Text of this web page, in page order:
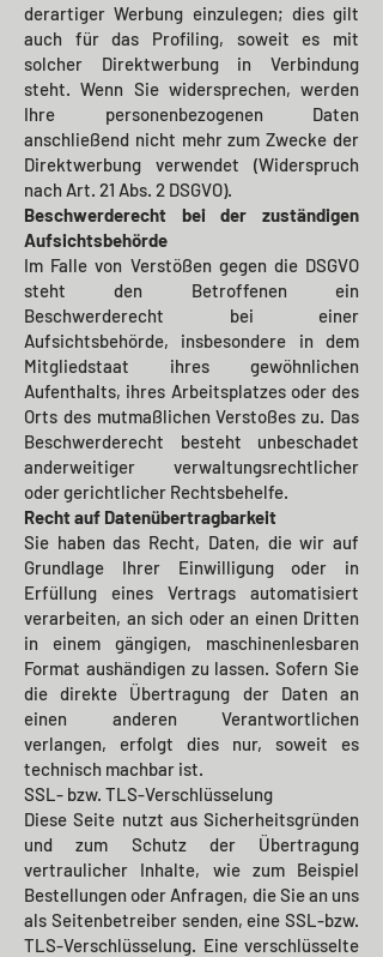
derartiger Werbung einzulegen; dies gilt
auch für das Profiling, soweit es mit
solcher Direktwerbung in Verbindung
steht. Wenn Sie widersprechen, werden
Ihre personenbezogenen Daten
anschließend nicht mehr zum Zwecke der
Direktwerbung verwendet (Widerspruch
nach Art. 21 Abs. 2 DSGVO).
Beschwerderecht bei der zuständigen
Aufsichtsbehörde
Im Falle von Verstößen gegen die DSGVO
steht den Betroffenen ein
Beschwerderecht bei einer
Aufsichtsbehörde, insbesondere in dem
Mitgliedstaat ihres gewöhnlichen
Aufenthalts, ihres Arbeitsplatzes oder des
Orts des mutmaßlichen Verstoßes zu. Das
Beschwerderecht besteht unbeschadet
anderweitiger verwaltungsrechtlicher
oder gerichtlicher Rechtsbehelfe.
Recht auf Datenübertragbarkeit
Sie haben das Recht, Daten, die wir auf
Grundlage Ihrer Einwilligung oder in
Erfüllung eines Vertrags automatisiert
verarbeiten, an sich oder an einen Dritten
in einem gängigen, maschinenlesbaren
Format aushändigen zu lassen. Sofern Sie
die direkte Übertragung der Daten an
einen anderen Verantwortlichen
verlangen, erfolgt dies nur, soweit es
technisch machbar ist.
SSL- bzw. TLS-Verschlüsselung
Diese Seite nutzt aus Sicherheitsgründen
und zum Schutz der Übertragung
vertraulicher Inhalte, wie zum Beispiel
Bestellungen oder Anfragen, die Sie an uns
als Seitenbetreiber senden, eine SSL-bzw.
TLS-Verschlüsselung. Eine verschlüsselte